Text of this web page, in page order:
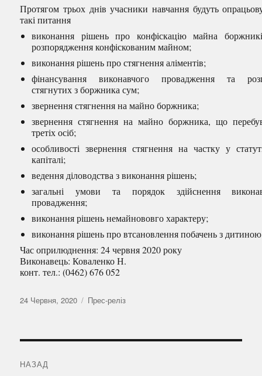
Протягом трьох днів учасники навчання будуть
такі питання
виконання рішень про конфіскацію майна
розпорядження конфіскованим майном;
виконання рішень про стягнення аліментів;
фінансування виконавчого провадження та
стягнутих з боржника сум;
звернення стягнення на майно боржника;
звернення стягнення на майно боржника, що
третіх осіб;
особливості звернення стягнення на частку у
капіталі;
ведення діловодства з виконання рішень;
загальні умови та порядок здійснення
провадження;
виконання рішень немайнововго характеру;
виконання рішень про втсановлення побачень з
Час оприлюднення: 24 червня 2020 року
Виконавець: Коваленко Н.
конт. тел.: (0462) 676 052
Оприлюднено
24 Червня, 2020 Категорії
Прес-реліз
записів
НАЗАД